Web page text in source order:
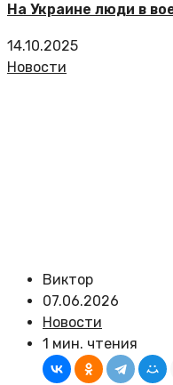
На Украине люди в
14.10.2025
Новости
Виктор
07.06.2026
Новости
1 мин. чтения